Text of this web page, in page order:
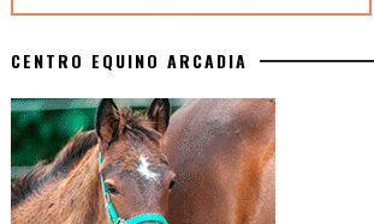
CENTRO EQUINO ARCADIA